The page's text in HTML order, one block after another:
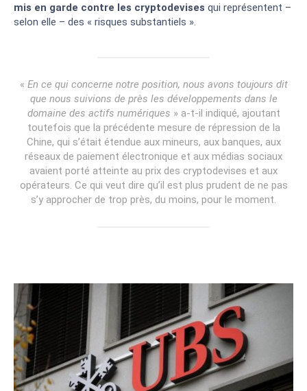
mis en garde contre les cryptodevises qui représentent –
selon elle – des « risques substantiels ».
« En ce qui concerne notre position, nous avons toujours dit
que nous suivions de près les développements dans le
domaine des actifs numériques » a-t-il indiqué, ajoutant
toutefois que la précédente mesure de répression de la
Chine, qui s’était étendue aux mineurs, aux banques, aux
réseaux de paiement électronique et aux médias sociaux
avaient porté atteinte au prix des cryptodevises et aux
opérateurs. Ce qui veut dire qu’il est plus prudent de ne pas
s’y approcher de trop près, du moins, pour le moment.